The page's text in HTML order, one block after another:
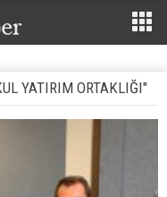
YATIRIM ORTAKLIĞI"